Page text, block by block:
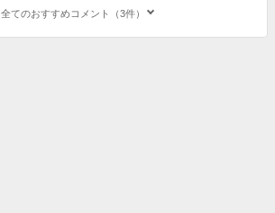
全てのおすすめコメント（3件）